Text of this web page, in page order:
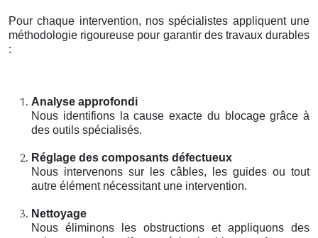
Pour chaque intervention, nos spécialistes appliquent une
méthodologie rigoureuse pour garantir des travaux durables
:
Analyse approfondi
Nous identifions la cause exacte du blocage grâce à
des outils spécialisés.
Réglage des composants défectueux
Nous intervenons sur les câbles, les guides ou tout
autre élément nécessitant une intervention.
Nettoyage
Nous éliminons les obstructions et appliquons des